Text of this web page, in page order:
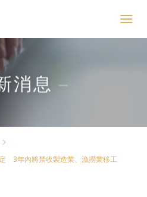
消息
3年內將禁收製造業、漁撈業移工